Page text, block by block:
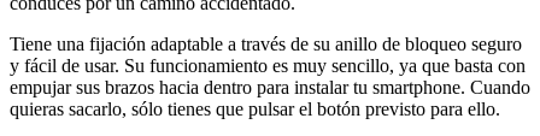
Tiene una fijación adaptable a través de su anillo de bloqueo seguro
y fácil de usar. Su funcionamiento es muy sencillo, ya que basta con
empujar sus brazos hacia dentro para instalar tu smartphone. Cuando
quieras sacarlo, sólo tienes que pulsar el botón previsto para ello.